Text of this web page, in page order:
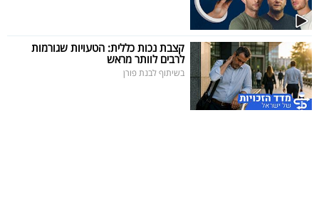
קצבת נכות כללית: הטעויות שגורמות
לרבים לוותר מראש
בשיתוף לבנת פורן